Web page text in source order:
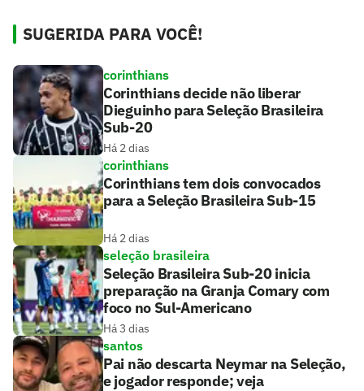
SUGERIDA PARA VOCÊ!
corinthians
Corinthians decide não liberar
Dieguinho para Seleção Brasileira
Sub-20
Há 2 dias
corinthians
Corinthians tem dois convocados
para a Seleção Brasileira Sub-15
Há 2 dias
seleção brasileira
Seleção Brasileira Sub-20 inicia
preparação na Granja Comary com
foco no Sul-Americano
Há 3 dias
santos
Pai não descarta Neymar na Seleção,
e jogador responde; veja